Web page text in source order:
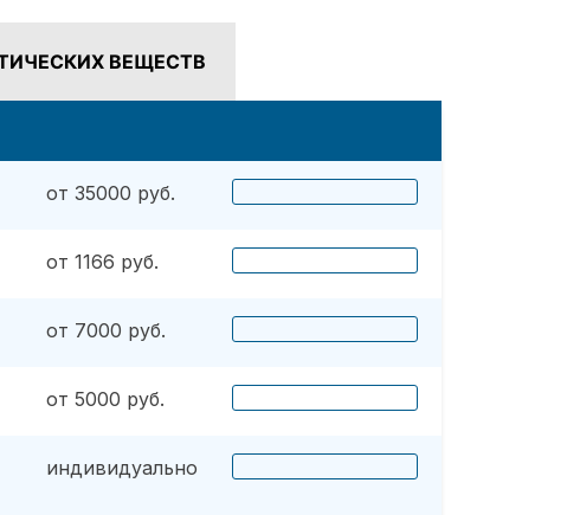
ВЕЩЕСТВ
от 35000 руб.
от 1166 руб.
от 7000 руб.
от 5000 руб.
индивидуально